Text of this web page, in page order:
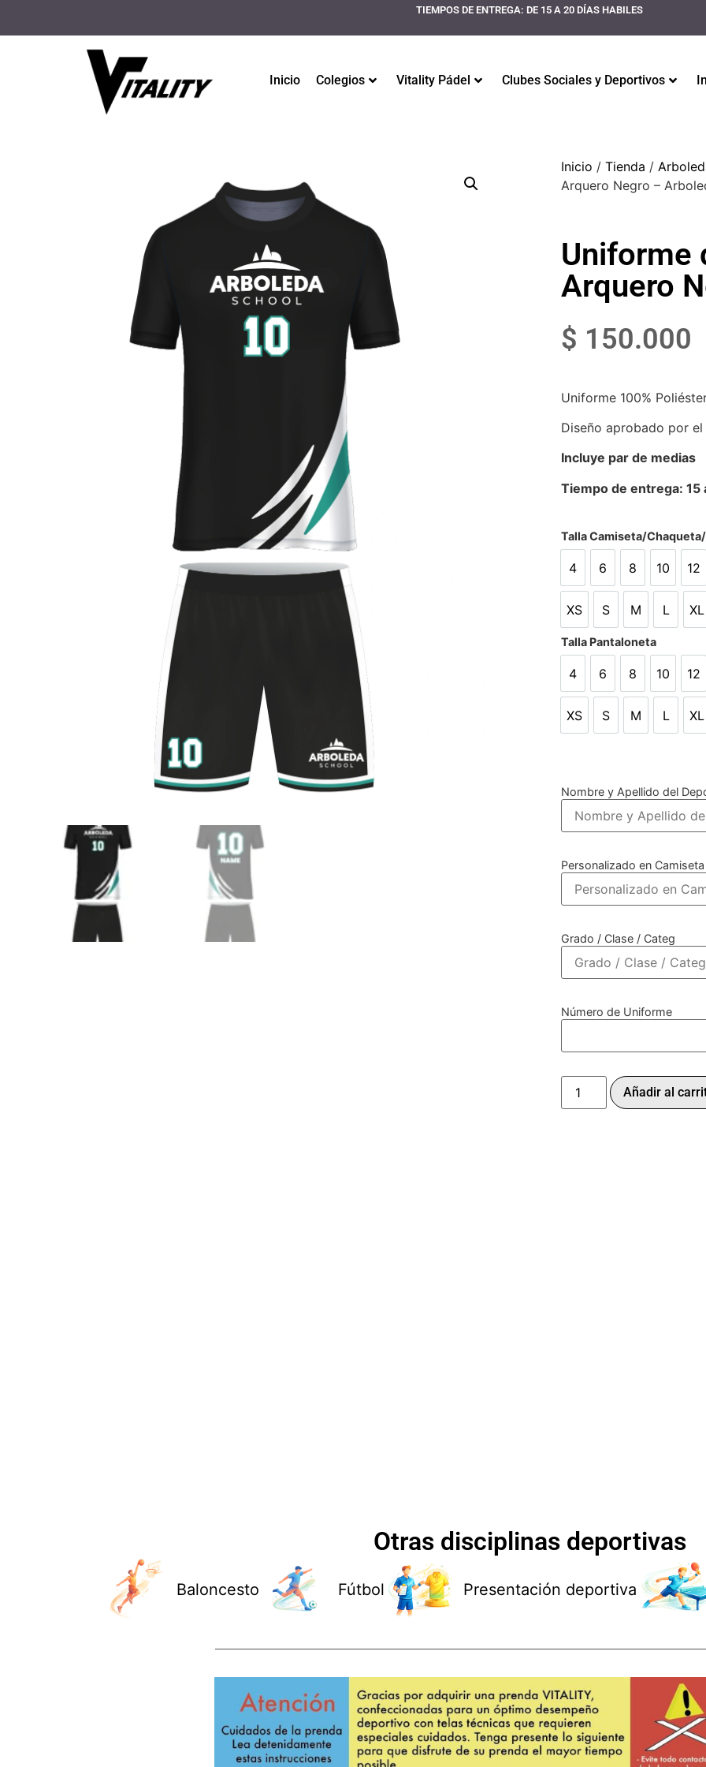
TIEMPOS DE ENTREGA: DE 15 A 20 DÍAS HABILES
Inicio Colegios Vitality Pádel Clubes Sociales y Deportivos
Inicio / Tienda /
Arquero Negro –
Uniforme
Arquero
$ 150.000
Uniforme 100%
Diseño aprobado por
Incluye par de medias
Tiempo de entrega: 15
Talla Camiseta/
4
4
6
6
8
8
10
10
12
12
XS
XS
S
S
M
M
L
L
XL
Talla Pantaloneta
4
4
6
6
8
8
10
10
12
12
XS
XS
S
S
M
M
L
L
XL
Nombre y Apellido del
Personalizado en Camiseta
Grado / Clase / Categ
Número de Uniforme
Añadir al
Otras disciplinas deportivas
Baloncesto Fútbol Presentación deportiva